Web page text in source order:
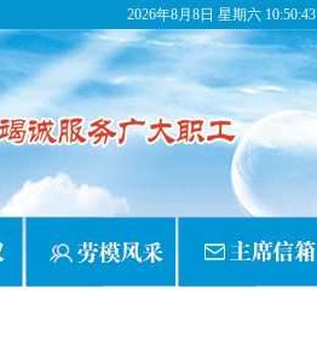
2026年8月8日 星期六 10:50:43